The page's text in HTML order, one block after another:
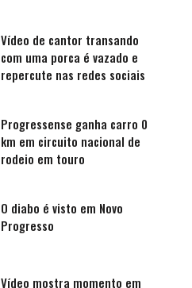
Vídeo de cantor transando
com uma porca é vazado e
repercute nas redes sociais
Progressense ganha carro 0
km em circuito nacional de
rodeio em touro
O diabo é visto em Novo
Progresso
Vídeo mostra momento em